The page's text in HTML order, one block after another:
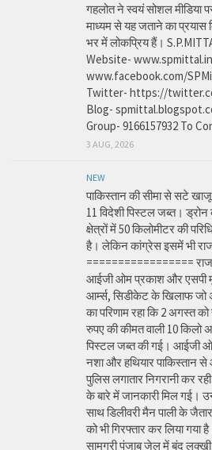
गहलोत ने स्वयं सोशल मीडिया
माध्यम से यह जताने का
भर में लोकप्रिय हैं।
Website-
www.facebook.com/
Twitter- https://
Blog-
Group- 9166157932 To
3 AUG, 2026
NEW
पाकिस्तान की सीमा से सटे
11 विदेशी पिस्टल जब्त। ड्रोन
क्षेत्रों में 50 किलोमीटर की
है। लेकिन कांग्रेस इसमें भी
=================
आईजी ओम प्रकाश और एसपी
आर्म्स, सिडीकेट के खिलाफ जो
का परिणाम रहा कि 2 अगस्त
रुपए की कीमत वाली 10 किलो
पिस्टल जब्त की गई। आईजी
नशा और हथियार पाकिस्तान
पुलिस लगातार निगरानी कर
के बारे में जानकारी मिल गई।
साथ डिलीवरी मैन पाली के
को भी गिरफ्तार कर लिया गया
सामग्री पंजाब जेल में बंद लक्खी